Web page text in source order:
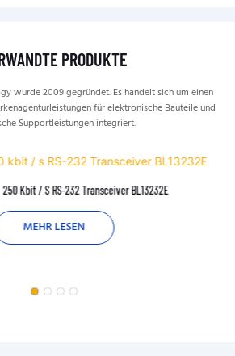
PRODUKTE
wurde 2009 gegründet. Es handelt sich um einen
für elektronische Bauteile und
Supportleistungen integriert.
Kbit / S RS-232 Transceiver BL13232E
MEHR LESEN